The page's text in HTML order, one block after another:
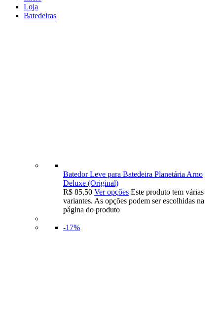
Loja
Batedeiras
Batedor Leve para Batedeira Planetária Arno
Deluxe (Original)
R$ 85,50 Ver opções Este produto tem várias
variantes. As opções podem ser escolhidas na
página do produto
-17%